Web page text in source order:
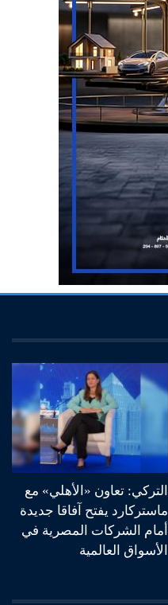
التركي: تعاون «الأهلي» مع
ماستركارد يفتح آفاقا جديدة
أمام الشركات المصرية في
الأسواق العالمية